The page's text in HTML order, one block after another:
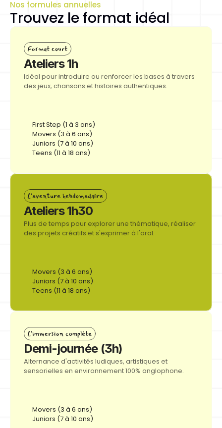
Nos formules annuelles
Trouvez le format idéal
Format court
Ateliers 1h
Idéal pour introduire ou renforcer les bases à travers
des jeux, chansons et histoires authentiques.
Button
First Step (1 à 3 ans)
Movers (3 à 6 ans)
Juniors (7 à 10 ans)
Teens (11 à 18 ans)
L'aventure hebdomadaire
Ateliers 1h30
Plus de temps pour explorer une thématique, réaliser
des projets créatifs et s'exprimer à l'oral.
S'inscrire
Button
Movers (3 à 6 ans)
Juniors (7 à 10 ans)
Teens (11 à 18 ans)
L'immersion complète
Demi-journée (3h)
Alternance d'activités ludiques, artistiques et
sensorielles en environnement 100% anglophone.
Movers (3 à 6 ans)
Juniors (7 à 10 ans)